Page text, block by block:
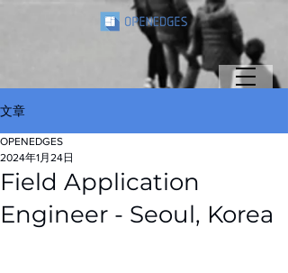
文章
Field Application
Engineer - Seoul, Korea
OPENEDGES
2024年1月24日